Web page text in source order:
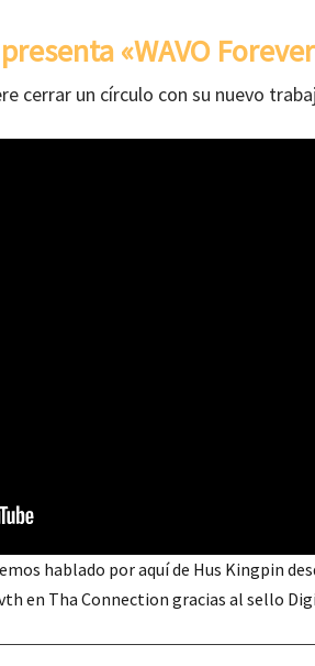
«WAVO
cerrar un círculo con su nuevo
hablado por aquí de Hus Kingpin
en Tha Connection gracias al sello